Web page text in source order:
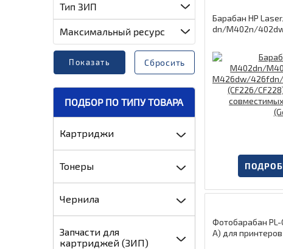
Тип ЗИП
Максимальный ресурс
Сбросить
ПОДБОР ПО ТИПУ ТОВАРА
Картриджи
Тонеры
Чернила
Запчасти для
картриджей (ЗИП)
Барабан HP
dn/M402n/
27/M506/M527
( шестерня
тимых
(GoldenGreen)
Фотобарабан
A) для